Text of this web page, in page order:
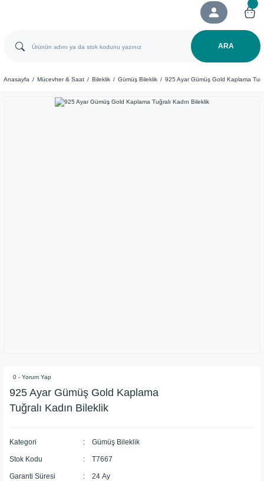
ARA
Anasayfa Mücevher & Saat Bileklik Gümüş Bileklik 925 Ayar Gümüş Gold Kaplama
0 - Yorum Yap
925 Ayar Gümüş Gold Kaplama
Tuğralı Kadın Bileklik
Kategori Gümüş Bileklik
Stok Kodu T7667
Garanti Süresi 24 Ay